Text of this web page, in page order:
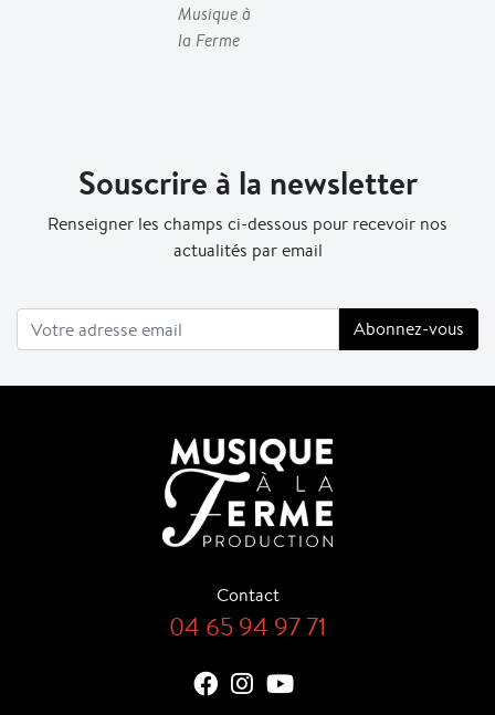
Musique à
la Ferme
Souscrire à la newsletter
Renseigner les champs ci-dessous pour recevoir nos
actualités par email
Contact
04 65 94 97 71